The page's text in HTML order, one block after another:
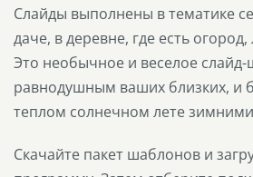
Слайды выполнены в тематике
даче, в деревне, где есть огород,
Это необычное и веселое слайд-
равнодушным ваших близких, и
теплом солнечном лете
Скачайте пакет шаблонов и